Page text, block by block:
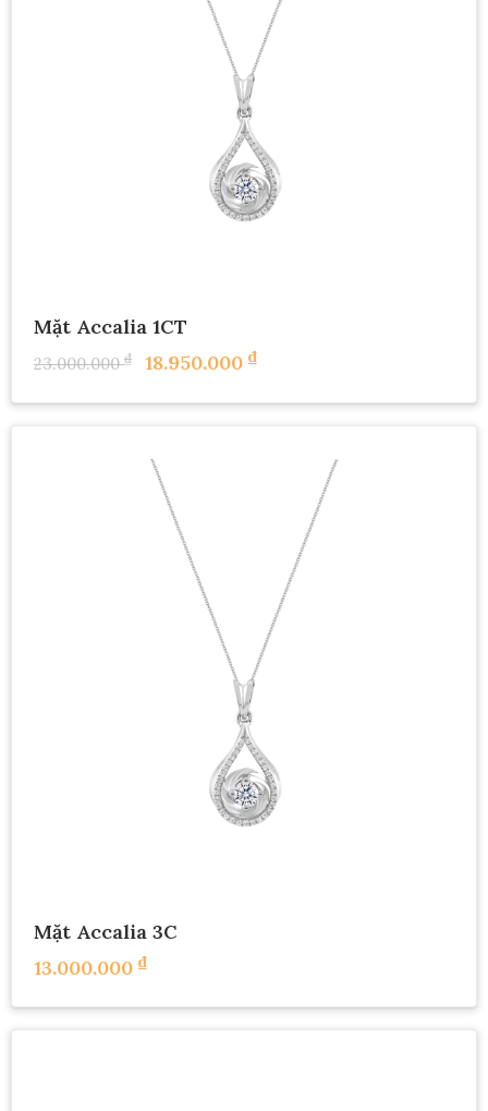
Mặt Accalia 1CT
23.000.000₫ 18.950.000 ₫
Mặt Accalia 3C
13.000.000 ₫